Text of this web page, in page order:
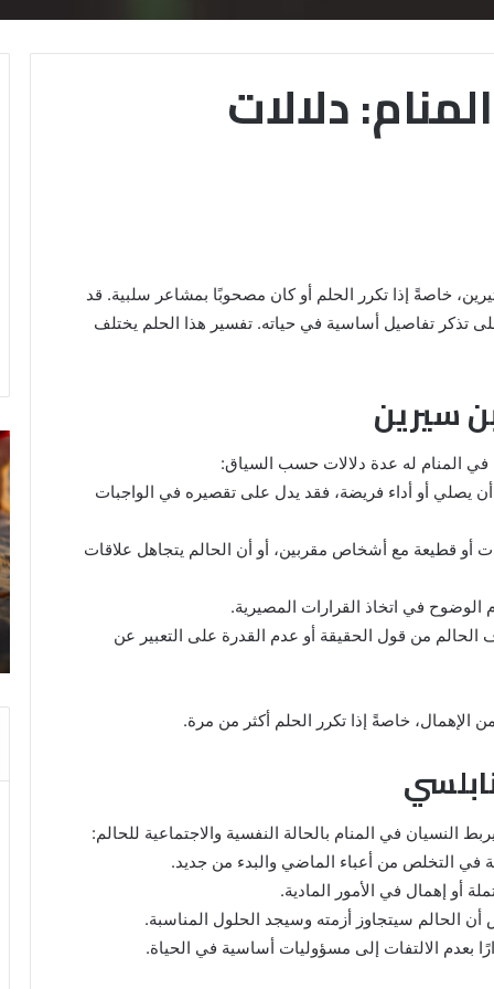
دلالات
خاصةً إذا تكرر الحلم أو كان مصحوبًا بمشاعر سلبية. قد
تذكر تفاصيل أساسية في حياته. تفسير هذا الحلم يختلف
سيرين
في المنام له عدة دلالات حسب السياق:
يصلي أو أداء فريضة، فقد يدل على تقصيره في الواجبات
أو قطيعة مع أشخاص مقربين، أو أن الحالم يتجاهل علاقات
في اتخاذ القرارات المصيرية.
من قول الحقيقة أو عدم القدرة على التعبير عن
الإهمال، خاصةً إذا تكرر الحلم أكثر من مرة.
النسيان في المنام بالحالة النفسية والاجتماعية للحالم:
في التخلص من أعباء الماضي والبدء من جديد.
أو إهمال في الأمور المادية.
الحالم سيتجاوز أزمته وسيجد الحلول المناسبة.
بعدم الالتفات إلى مسؤوليات أساسية في الحياة.
شي
من
المنام
خروج شي من الدبر في المنام للمتزوجة